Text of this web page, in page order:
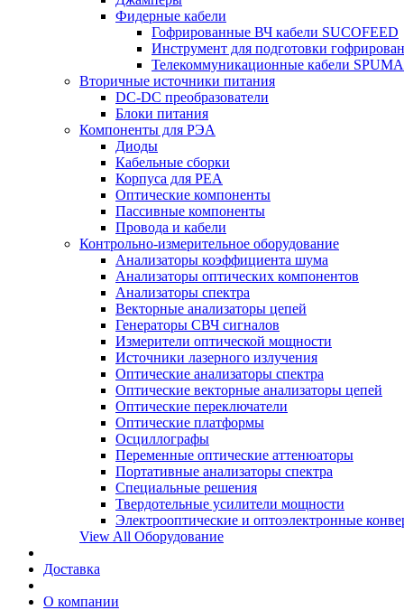
Фидерные кабели
Гофрированные ВЧ кабели SUCOFEED
Инструмент для подготовки
Телекоммуникационные кабели SPUMA
Вторичные источники питания
DC-DC преобразователи
Блоки питания
Компоненты для РЭА
Диоды
Кабельные сборки
Корпуса для РЕА
Оптические компоненты
Пассивные компоненты
Провода и кабели
Контрольно-измерительное оборудование
Анализаторы коэффициента шума
Анализаторы оптических компонентов
Анализаторы спектра
Векторные анализаторы цепей
Генераторы СВЧ сигналов
Измерители оптической мощности
Источники лазерного излучения
Оптические анализаторы спектра
Оптические векторные анализаторы цепей
Оптические переключатели
Оптические платформы
Осциллографы
Переменные оптические аттенюаторы
Портативные анализаторы спектра
Специальные решения
Твердотельные усилители мощности
Электрооптические и оптоэлектронные
View All Оборудование
Доставка
О компании